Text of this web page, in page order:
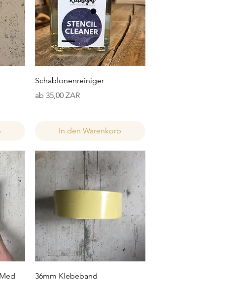
Schnellansicht
Schablonenreiniger
ab 35,00 ZAR
Sale-Preis
In den Warenkorb
Schnellansicht
36mm Klebeband